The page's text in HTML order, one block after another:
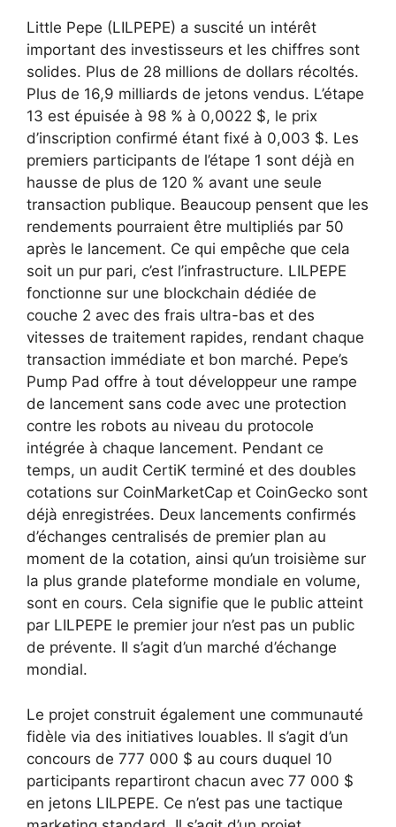
Little Pepe (LILPEPE) a suscité un intérêt
important des investisseurs et les chiffres sont
solides. Plus de 28 millions de dollars récoltés.
Plus de 16,9 milliards de jetons vendus. L’étape
13 est épuisée à 98 % à 0,0022 $, le prix
d’inscription confirmé étant fixé à 0,003 $. Les
premiers participants de l’étape 1 sont déjà en
hausse de plus de 120 % avant une seule
transaction publique. Beaucoup pensent que les
rendements pourraient être multipliés par 50
après le lancement. Ce qui empêche que cela
soit un pur pari, c’est l’infrastructure. LILPEPE
fonctionne sur une blockchain dédiée de
couche 2 avec des frais ultra-bas et des
vitesses de traitement rapides, rendant chaque
transaction immédiate et bon marché. Pepe’s
Pump Pad offre à tout développeur une rampe
de lancement sans code avec une protection
contre les robots au niveau du protocole
intégrée à chaque lancement. Pendant ce
temps, un audit CertiK terminé et des doubles
cotations sur CoinMarketCap et CoinGecko sont
déjà enregistrées. Deux lancements confirmés
d’échanges centralisés de premier plan au
moment de la cotation, ainsi qu’un troisième sur
la plus grande plateforme mondiale en volume,
sont en cours. Cela signifie que le public atteint
par LILPEPE le premier jour n’est pas un public
de prévente. Il s’agit d’un marché d’échange
mondial.
Le projet construit également une communauté
fidèle via des initiatives louables. Il s’agit d’un
concours de 777 000 $ au cours duquel 10
participants repartiront chacun avec 77 000 $
en jetons LILPEPE. Ce n’est pas une tactique